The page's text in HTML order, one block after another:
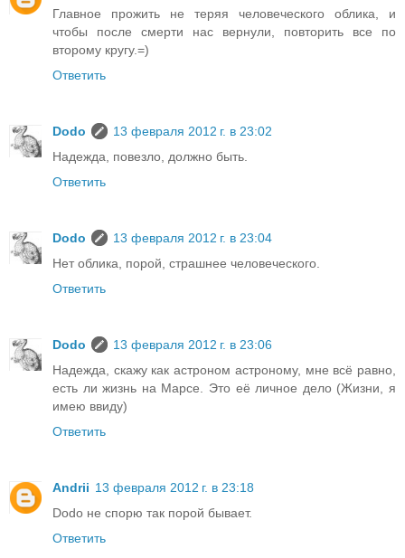
Главное прожить не теряя человеческого облика, и
чтобы после смерти нас вернули, повторить все по
второму кругу.=)
Ответить
Dodo
13 февраля 2012 г. в 23:02
Надежда, повезло, должно быть.
Ответить
Dodo
13 февраля 2012 г. в 23:04
Нет облика, порой, страшнее человеческого.
Ответить
Dodo
13 февраля 2012 г. в 23:06
Надежда, скажу как астроном астроному, мне всё равно,
есть ли жизнь на Марсе. Это её личное дело (Жизни, я
имею ввиду)
Ответить
Andrii 13 февраля 2012 г. в 23:18
Dodo не спорю так порой бывает.
Ответить